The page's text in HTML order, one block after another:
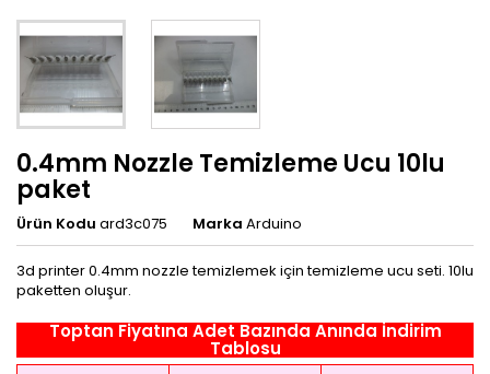
0.4mm Nozzle Temizleme Ucu 10lu
paket
Ürün Kodu ard3c075 Marka Arduino
3d printer 0.4mm nozzle temizlemek için temizleme ucu seti. 10lu
paketten oluşur.
Toptan Fiyatına Adet Bazında Anında İndirim
Tablosu